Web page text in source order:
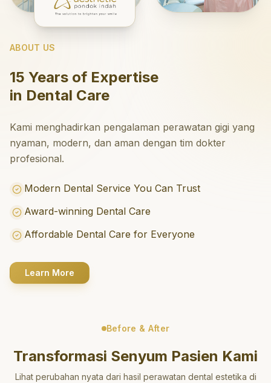
ABOUT US
15 Years of Expertise
in Dental Care
Kami menghadirkan pengalaman perawatan gigi yang
nyaman, modern, dan aman dengan tim dokter
profesional.
Modern Dental Service You Can Trust
Award-winning Dental Care
Affordable Dental Care for Everyone
Learn More
Before & After
Transformasi Senyum Pasien Kami
Lihat perubahan nyata dari hasil perawatan dental estetika di